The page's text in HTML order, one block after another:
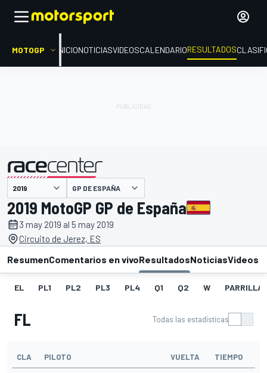
MOTOGP INICIONOTICIASVIDEOSCALENDARIORESULTADOS
presentado por GP DE ESPAÑA
2019 MotoGP GP de España
3 may 2019 al 5 may 2019
Circuito de Jerez, ES
ResumenComentarios en vivoResultadosNoticiasVideos
EL PL1 PL2 PL3 PL4 Q1 Q2 W PARRILLA
FL Todas las estadísticas
CLA PILOTO VUELTA TIEMPO